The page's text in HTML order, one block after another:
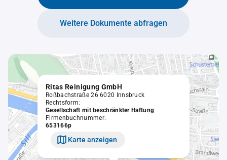
Weitere Dokumente abfragen
Ritas Reinigung GmbH
Roßbachstraße 26 6020 Innsbruck
Rechtsform:
Gesellschaft mit beschränkter Haftung
Firmenbuchnummer:
653166p
Karte anzeigen